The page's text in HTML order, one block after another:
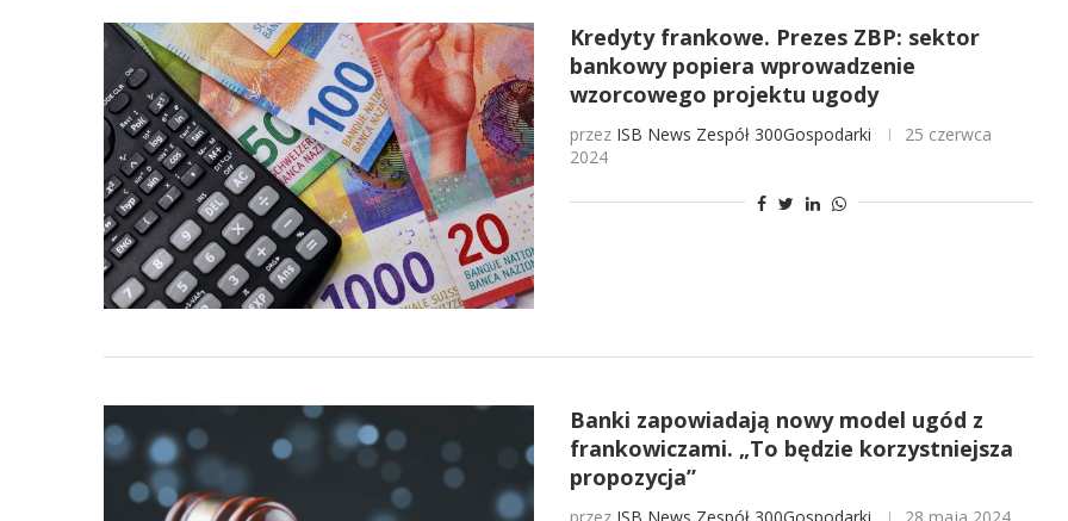
Kredyty frankowe. Prezes ZBP: sektor
bankowy popiera wprowadzenie
wzorcowego projektu ugody
przez ISB News Zespół 300Gospodarki
25 czerwca
2024
Banki zapowiadają nowy model ugód z
frankowiczami. „To będzie korzystniejsza
propozycja”